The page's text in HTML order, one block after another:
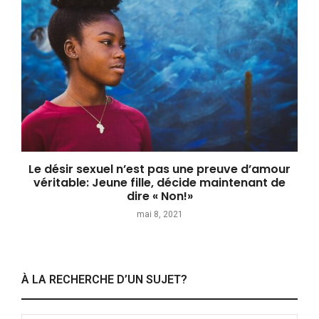
Le désir sexuel n’est pas une preuve d’amour
véritable: Jeune fille, décide maintenant de
dire « Non!»
mai 8, 2021
À LA RECHERCHE D’UN SUJET?